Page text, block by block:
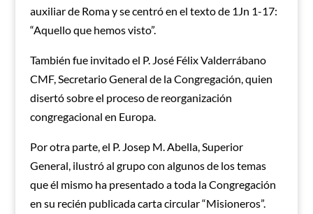
auxiliar de Roma y se centró en el texto de 1Jn 1-17:
“Aquello que hemos visto”.
También fue invitado el P. José Félix Valderrábano
CMF, Secretario General de la Congregación, quien
disertó sobre el proceso de reorganización
congregacional en Europa.
Por otra parte, el P. Josep M. Abella, Superior
General, ilustró al grupo con algunos de los temas
que él mismo ha presentado a toda la Congregación
en su recién publicada carta circular “Misioneros”.